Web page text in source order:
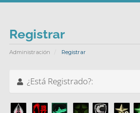
Registrar
Administración Registrar
¿Está Registrado?: